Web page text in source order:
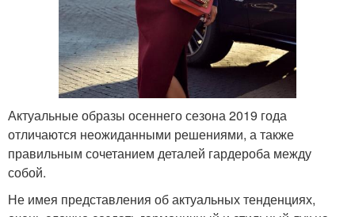
Актуальные образы осеннего сезона 2019 года
отличаются неожиданными решениями, а также
правильным сочетанием деталей гардероба между
собой.
Не имея представления об актуальных тенденциях,